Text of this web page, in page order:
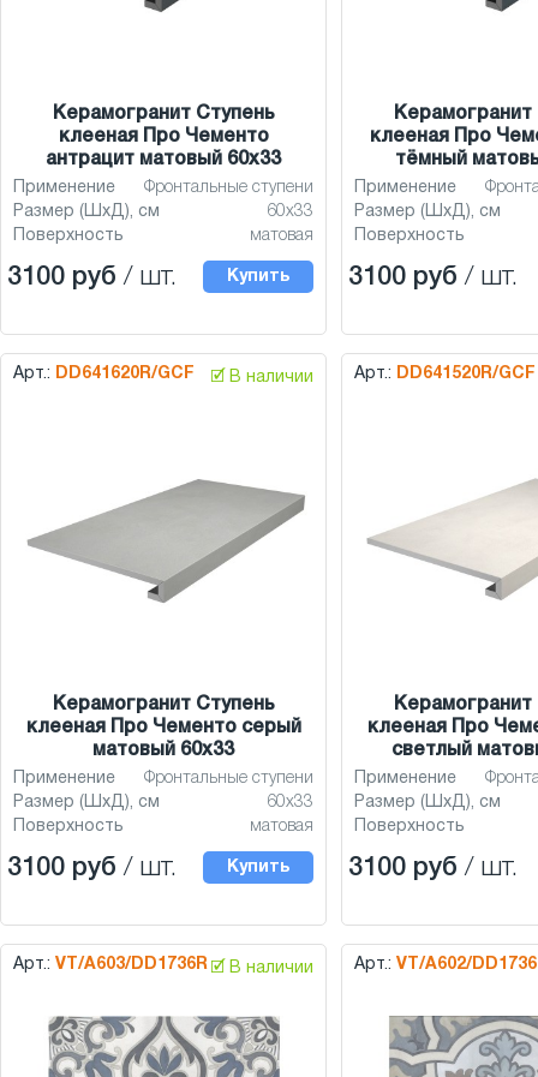
Керамогранит Ступень
клееная Про Чементо
антрацит матовый 60x33
Применение
Фронтальные ступени
Размер (ШхД), см
60x33
Поверхность
матовая
3100 руб / шт. Купить
Керамогранит
клееная Про
тёмный
Применение
Размер (ШхД), см
Поверхность
3100 руб / шт.
Арт.: DD641620R/GCF 🗹 В наличии
Керамогранит Ступень
клееная Про Чементо серый
матовый 60x33
Применение
Фронтальные ступени
Размер (ШхД), см
60x33
Поверхность
матовая
3100 руб / шт. Купить
Арт.: DD641520R/GCF
Керамогранит
клееная Про
светлый
Применение
Размер (ШхД), см
Поверхность
3100 руб / шт.
Арт.: VT/A603/DD1736R 🗹 В наличии Арт.: VT/A602/